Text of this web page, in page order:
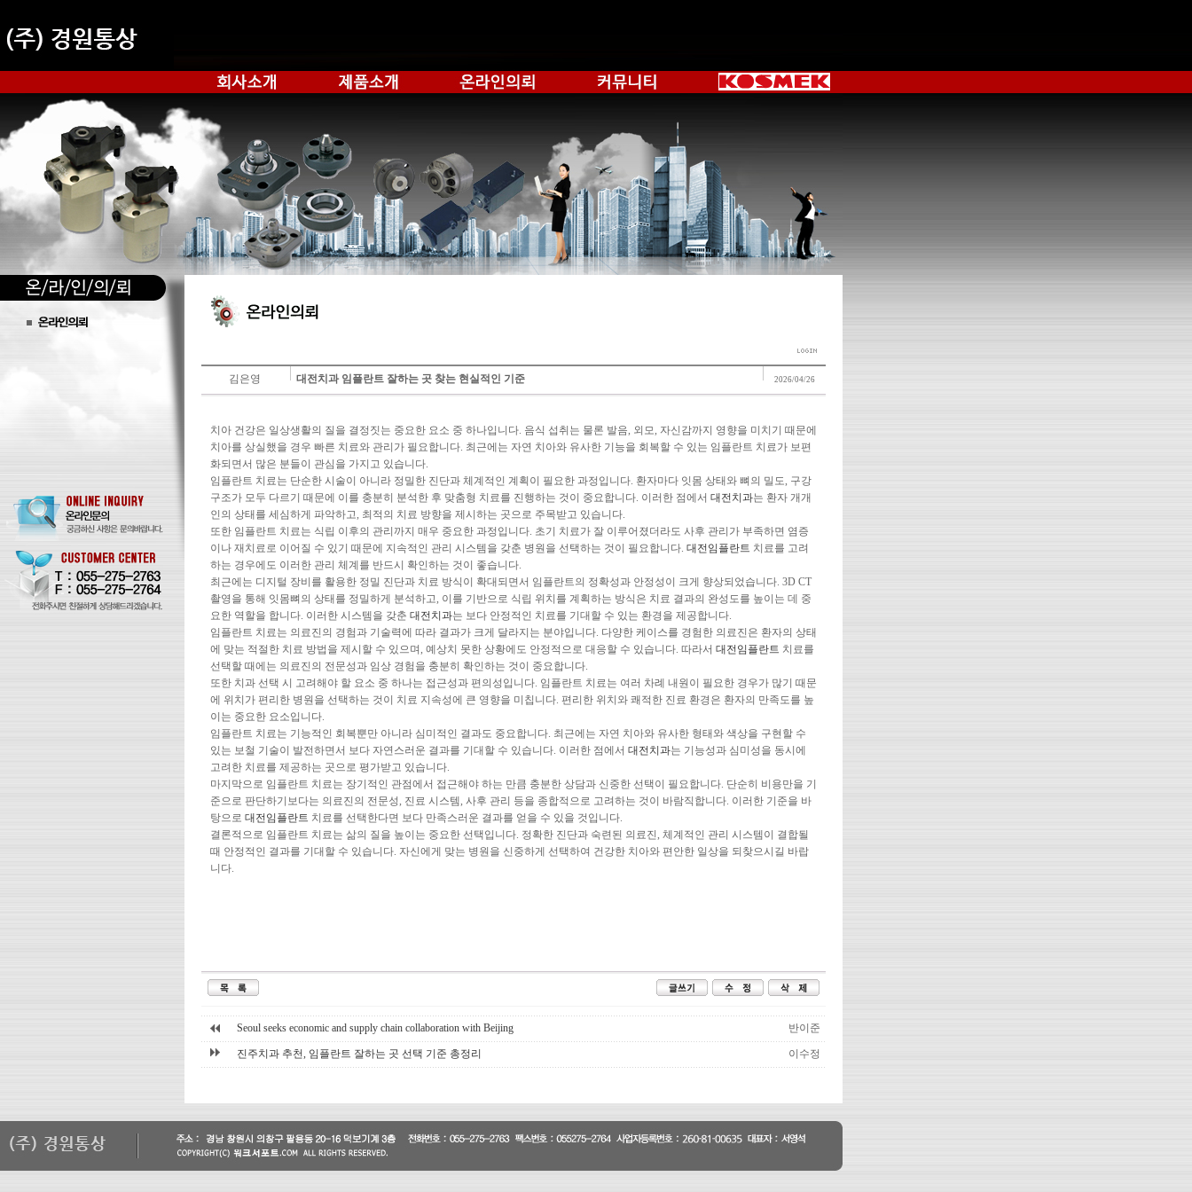
김은영 대전치과 임플란트 잘하는 곳 찾는 현실적인 기준 2026/04/26
치아 건강은 일상생활의 질을 결정짓는 중요한 요소 중 하나입니다. 음식 섭취는 물론 발음, 외모, 자신감까지 영향을 미치기 때문에
치아를 상실했을 경우 빠른 치료와 관리가 필요합니다. 최근에는 자연 치아와 유사한 기능을 회복할 수 있는 임플란트 치료가 보편
화되면서 많은 분들이 관심을 가지고 있습니다.
임플란트 치료는 단순한 시술이 아니라 정밀한 진단과 체계적인 계획이 필요한 과정입니다. 환자마다 잇몸 상태와 뼈의 밀도, 구강
구조가 모두 다르기 때문에 이를 충분히 분석한 후 맞춤형 치료를 진행하는 것이 중요합니다. 이러한 점에서 대전치과는 환자 개개
인의 상태를 세심하게 파악하고, 최적의 치료 방향을 제시하는 곳으로 주목받고 있습니다.
또한 임플란트 치료는 식립 이후의 관리까지 매우 중요한 과정입니다. 초기 치료가 잘 이루어졌더라도 사후 관리가 부족하면 염증
이나 재치료로 이어질 수 있기 때문에 지속적인 관리 시스템을 갖춘 병원을 선택하는 것이 필요합니다. 대전임플란트 치료를 고려
하는 경우에도 이러한 관리 체계를 반드시 확인하는 것이 좋습니다.
최근에는 디지털 장비를 활용한 정밀 진단과 치료 방식이 확대되면서 임플란트의 정확성과 안정성이 크게 향상되었습니다. 3D CT
촬영을 통해 잇몸뼈의 상태를 정밀하게 분석하고, 이를 기반으로 식립 위치를 계획하는 방식은 치료 결과의 완성도를 높이는 데 중
요한 역할을 합니다. 이러한 시스템을 갖춘 대전치과는 보다 안정적인 치료를 기대할 수 있는 환경을 제공합니다.
임플란트 치료는 의료진의 경험과 기술력에 따라 결과가 크게 달라지는 분야입니다. 다양한 케이스를 경험한 의료진은 환자의 상태
에 맞는 적절한 치료 방법을 제시할 수 있으며, 예상치 못한 상황에도 안정적으로 대응할 수 있습니다. 따라서 대전임플란트 치료를
선택할 때에는 의료진의 전문성과 임상 경험을 충분히 확인하는 것이 중요합니다.
또한 치과 선택 시 고려해야 할 요소 중 하나는 접근성과 편의성입니다. 임플란트 치료는 여러 차례 내원이 필요한 경우가 많기 때문
에 위치가 편리한 병원을 선택하는 것이 치료 지속성에 큰 영향을 미칩니다. 편리한 위치와 쾌적한 진료 환경은 환자의 만족도를 높
이는 중요한 요소입니다.
임플란트 치료는 기능적인 회복뿐만 아니라 심미적인 결과도 중요합니다. 최근에는 자연 치아와 유사한 형태와 색상을 구현할 수
있는 보철 기술이 발전하면서 보다 자연스러운 결과를 기대할 수 있습니다. 이러한 점에서 대전치과는 기능성과 심미성을 동시에
고려한 치료를 제공하는 곳으로 평가받고 있습니다.
마지막으로 임플란트 치료는 장기적인 관점에서 접근해야 하는 만큼 충분한 상담과 신중한 선택이 필요합니다. 단순히 비용만을 기
준으로 판단하기보다는 의료진의 전문성, 진료 시스템, 사후 관리 등을 종합적으로 고려하는 것이 바람직합니다. 이러한 기준을 바
탕으로 대전임플란트 치료를 선택한다면 보다 만족스러운 결과를 얻을 수 있을 것입니다.
결론적으로 임플란트 치료는 삶의 질을 높이는 중요한 선택입니다. 정확한 진단과 숙련된 의료진, 체계적인 관리 시스템이 결합될
때 안정적인 결과를 기대할 수 있습니다. 자신에게 맞는 병원을 신중하게 선택하여 건강한 치아와 편안한 일상을 되찾으시길 바랍
니다.
Seoul seeks economic and supply chain collaboration with Beijing 반이준
진주치과 추천, 임플란트 잘하는 곳 선택 기준 총정리 이수정